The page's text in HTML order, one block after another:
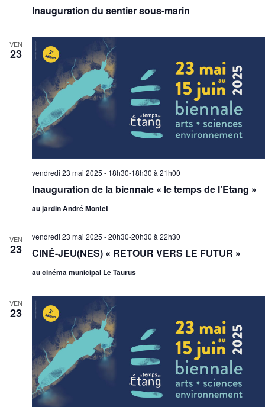
Inauguration du sentier sous-marin
VEN
23
Inauguration de la biennale « le temps de l’Etang »
vendredi 23 mai 2025 - 18h30-18h30 à21h00
au jardin André Montet
VEN
23 CINÉ-JEU(NES) « RETOUR VERS LE FUTUR »
vendredi 23 mai 2025 - 20h30-20h30 à22h30
au cinéma municipal Le Taurus
VEN
23